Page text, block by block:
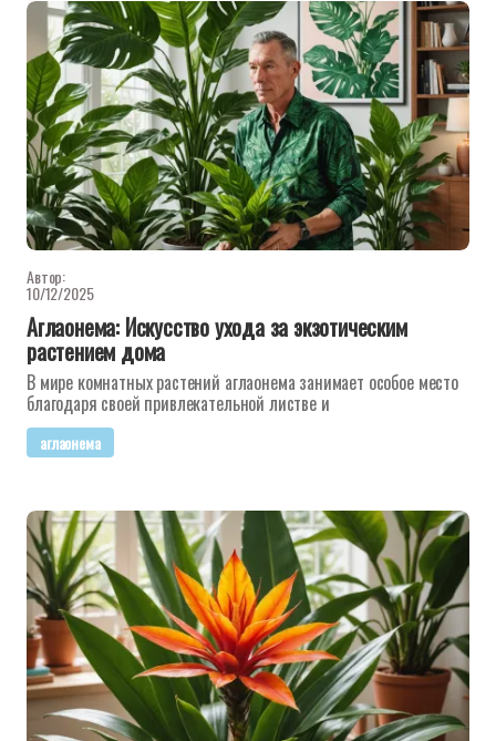
Автор:
10/12/2025
Аглаонема: Искусство ухода за экзотическим
растением дома
В мире комнатных растений аглаонема занимает особое место
благодаря своей привлекательной листве и
аглаонема